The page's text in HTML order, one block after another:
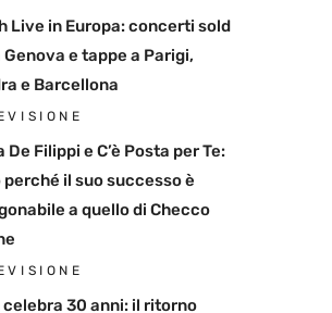
Live in Europa: concerti sold
Genova e tappe a Parigi,
e Barcellona
De Filippi e C’è Posta per Te:
il suo successo è
a quello di Checco
celebra 30 anni: il ritorno